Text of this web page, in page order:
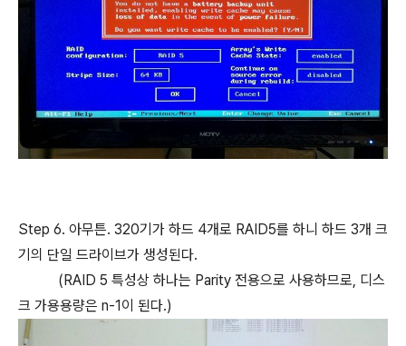
Step 6. 아무튼. 320기가 하드 4개로 RAID5를 하니 하드 3개 크
기의 단일 드라이브가 생성된다.
(RAID 5 특성상 하나는 Parity 전용으로 사용하므로, 디스
크 가용용량은 n-1이 된다.)